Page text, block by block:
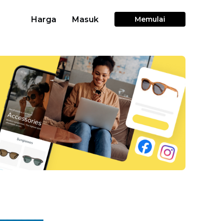
Harga Masuk Memulai